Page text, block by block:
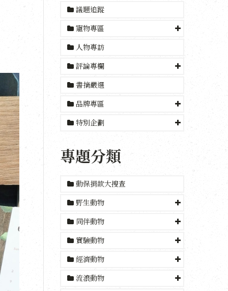
議題追蹤
寵物專區
人物專訪
評論專欄
書摘嚴選
品牌專區
特別企劃
專題分類
動保捐款大搜查
野生動物
同伴動物
實驗動物
經濟動物
流浪動物